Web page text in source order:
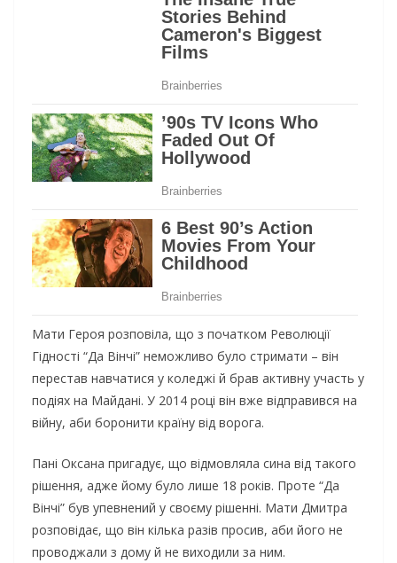
Мати Героя розповіла, що з початком Революції
Гідності “Да Вінчі” неможливо було стримати – він
перестав навчатися у коледжі й брав активну участь у
подіях на Майдані. У 2014 році він вже відправився на
війну, аби боронити країну від ворога.
Пані Оксана пригадує, що відмовляла сина від такого
рішення, адже йому було лише 18 років. Проте “Да
Вінчі” був упевнений у своєму рішенні. Мати Дмитра
розповідає, що він кілька разів просив, аби його не
проводжали з дому й не виходили за ним.